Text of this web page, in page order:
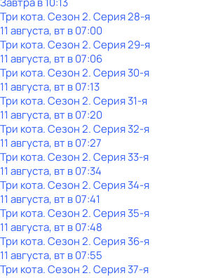
Три кота. Сезон 2. Серия 28-я
11 августа, вт в 07:00
Три кота. Сезон 2. Серия 29-я
11 августа, вт в 07:06
Три кота. Сезон 2. Серия 30-я
11 августа, вт в 07:13
Три кота. Сезон 2. Серия 31-я
11 августа, вт в 07:20
Три кота. Сезон 2. Серия 32-я
11 августа, вт в 07:27
Три кота. Сезон 2. Серия 33-я
11 августа, вт в 07:34
Три кота. Сезон 2. Серия 34-я
11 августа, вт в 07:41
Три кота. Сезон 2. Серия 35-я
11 августа, вт в 07:48
Три кота. Сезон 2. Серия 36-я
11 августа, вт в 07:55
Три кота. Сезон 2. Серия 37-я